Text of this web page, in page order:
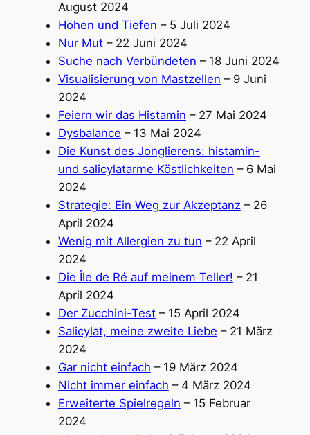
August 2024
Höhen und Tiefen – 5 Juli 2024
Nur Mut– 22 Juni 2024
Suche nach Verbündeten – 18 Juni 2024
Visualisierung von Mastzellen – 9 Juni
2024
Feiern wir das Histamin – 27 Mai 2024
Dysbalance – 13 Mai 2024
Die Kunst des Jonglierens: histamin-
und salicylatarme Köstlichkeiten – 6 Mai
2024
Strategie: Ein Weg zur Akzeptanz– 26
April 2024
Wenig mit Allergien zu tun – 22 April
2024
Die Île de Ré auf meinem Teller! – 21
April 2024
Der Zucchini-Test– 15 April 2024
Salicylat, meine zweite Liebe – 21 März
2024
Gar nicht einfach – 19 März 2024
Nicht immer einfach – 4 März 2024
Erweiterte Spielregeln – 15 Februar
2024